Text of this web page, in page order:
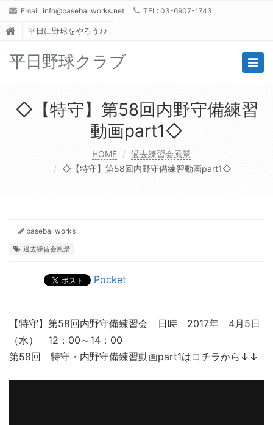
Email: info@baseballworks.net TEL: 03-6907-1743
平日に野球をやろう♪♪
平日野球クラブ
◇【特守】第58回内野守備練習
動画part1◇
HOME
過去練習会風景
◇【特守】第58回内野守備練習動画part1◇
baseballworks
過去練習会風景
Pocket
【特守】第58回内野守備練習会 日時 2017年 4月5日
（水） 12：00～14：00
第58回 特守・内野守備練習動画part1はコチラから↓↓